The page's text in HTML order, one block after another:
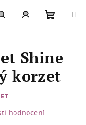
košík
Shine
korzet
hodnocení